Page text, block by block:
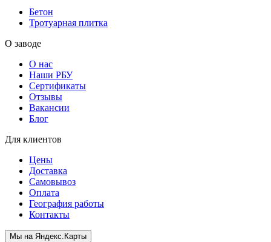
Бетон
Тротуарная плитка
О заводе
О нас
Наши РБУ
Сертификаты
Отзывы
Вакансии
Блог
Для клиентов
Цены
Доставка
Самовывоз
Оплата
География работы
Контакты
Мы на Яндекс.Карты